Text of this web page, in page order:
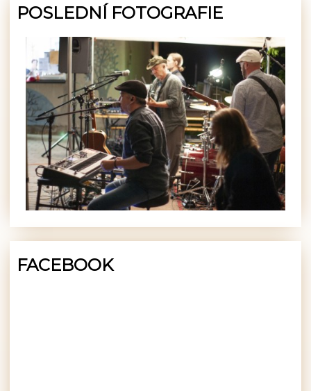
POSLEDNÍ FOTOGRAFIE
FACEBOOK